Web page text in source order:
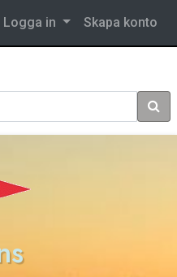
Logga in Skapa konto
Sök